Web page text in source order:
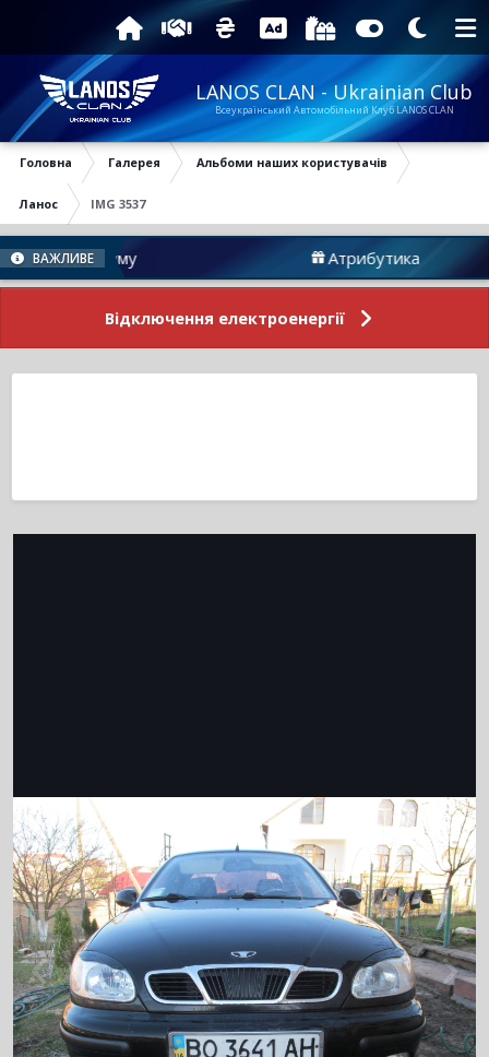
LANOS CLAN - Ukrainian Club
Всеукраїнський Автомобільний Клуб LANOS CLAN
Головна Галерея Альбоми наших користувачів
Ланос IMG 3537
ВАЖЛИВЕ
Форуму Атрибутика
Відключення електроенергії